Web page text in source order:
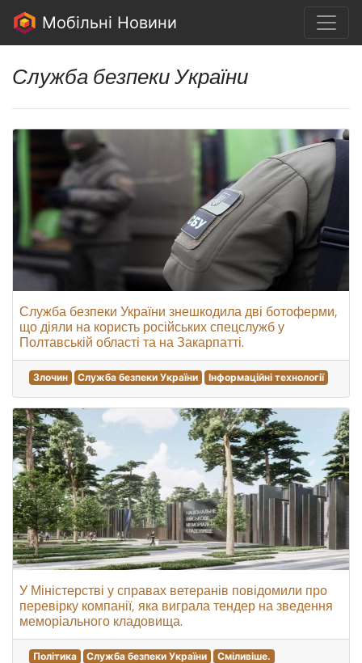
Мобільні Новини
Служба безпеки України
Служба безпеки України знешкодила дві ботоферми,
що діяли на користь російських спецслужб у
Полтавській області та на Закарпатті.
Злочин Служба безпеки України Інформаційні технології
У Міністерстві у справах ветеранів повідомили про
перевірку компанії, яка виграла тендер на зведення
меморіального кладовища.
Політика Служба безпеки України Сміливіше.